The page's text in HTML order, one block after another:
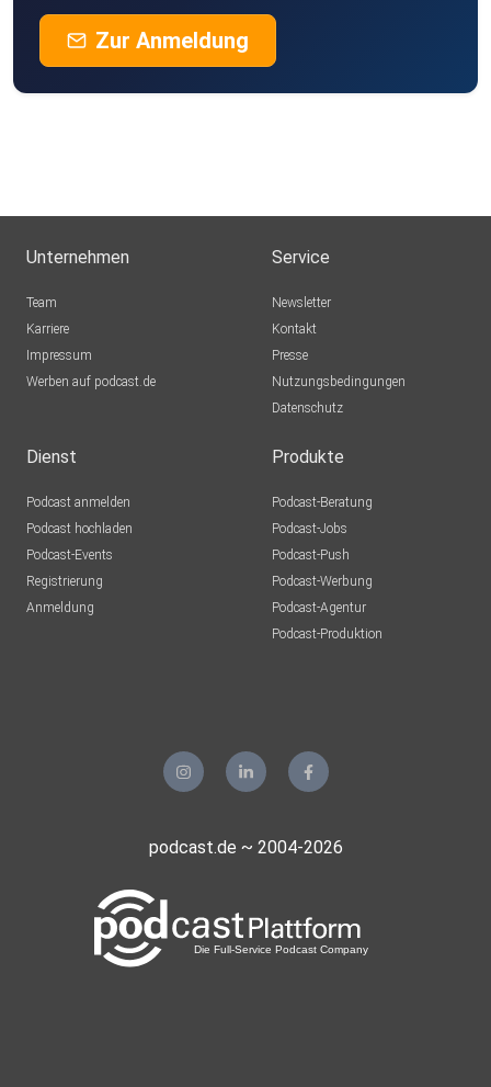
Zur Anmeldung
Unternehmen
Team
Karriere
Impressum
Werben auf podcast.de
Service
Newsletter
Kontakt
Presse
Nutzungsbedingungen
Datenschutz
Dienst
Podcast anmelden
Podcast hochladen
Podcast-Events
Registrierung
Anmeldung
Produkte
Podcast-Beratung
Podcast-Jobs
Podcast-Push
Podcast-Werbung
Podcast-Agentur
Podcast-Produktion
podcast.de ~ 2004-2026